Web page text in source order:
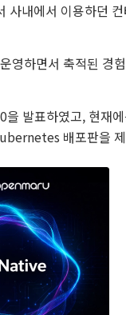
사내에서 이용하던
하면서 축적된 경
발표하였고, 현재
배포판을